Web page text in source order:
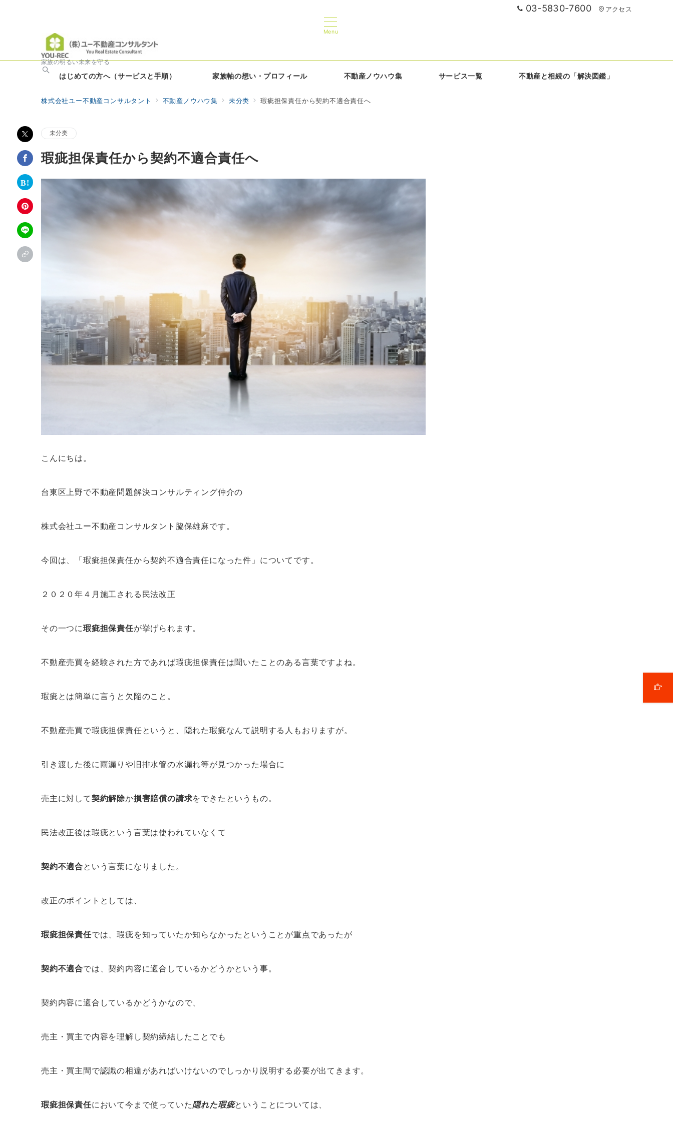
03-5830-7600 アクセス
Menu
家族の明るい未来を守る
はじめての方へ（サービスと手順） 家族軸の想い・プロフィール 不動産ノウハウ集 サービス一覧 不動産と相続の「解決図鑑」
株式会社ユー不動産コンサルタント 不動産ノウハウ集 未分类 瑕疵担保責任から契約不適合責任へ
未分类
瑕疵担保責任から契約不適合責任へ
こんにちは。
台東区上野で不動産問題解決コンサルティング仲介の
株式会社ユー不動産コンサルタント脇保雄麻です。
今回は、「瑕疵担保責任から契約不適合責任になった件」についてです。
２０２０年４月施工される民法改正
その一つに瑕疵担保責任が挙げられます。
不動産売買を経験された方であれば瑕疵担保責任は聞いたことのある言葉ですよね。
瑕疵とは簡単に言うと欠陥のこと。
不動産売買で瑕疵担保責任というと、隠れた瑕疵なんて説明する人もおりますが。
引き渡した後に雨漏りや旧排水管の水漏れ等が見つかった場合に
売主に対して契約解除か損害賠償の請求をできたというもの。
民法改正後は瑕疵という言葉は使われていなくて
契約不適合という言葉になりました。
改正のポイントとしては、
瑕疵担保責任では、瑕疵を知っていたか知らなかったということが重点であったが
契約不適合では、契約内容に適合しているかどうかという事。
契約内容に適合しているかどうかなので、
売主・買主で内容を理解し契約締結したことでも
売主・買主間で認識の相違があればいけないのでしっかり説明する必要が出てきます。
瑕疵担保責任において今まで使っていた隠れた瑕疵ということについては、